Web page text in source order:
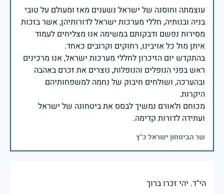
עוצמתה וחוסנה של ישראל נשענים מאז ומעולם על טובי
בניה ובנותיה, חללי מערכות ישראל לדורותיהן, אשר בזכות
מסירות נפשם ודבקותם במשימה אנו מצליחים לעמוד
בהתקדש יום הזיכרון לחללי מערכות ישראל, אנו מרכינים
ראש בפני הנופלים והנופלות, נוצרים את זכרם באהבה
ובהערכה, ושולחים חיבוק של נחמה למשפחותיהם
מכוחם ולאורם נמשיך לבסס את ביטחונה של ישראל
ועתידה לדורות קדימה.
שר הביטחון ישראל כ"ץ
הי"ד. יהי זכרו ברוך